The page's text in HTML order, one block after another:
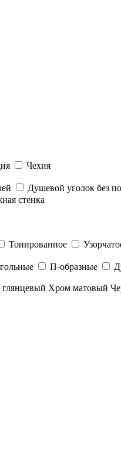
Чехия
Душевой уголок без
стенка
Тонированное
П-образные
Хром матовый